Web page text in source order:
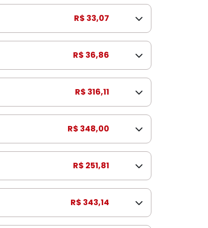
R$ 33,07
R$ 36,86
R$ 316,11
R$ 348,00
R$ 251,81
R$ 343,14